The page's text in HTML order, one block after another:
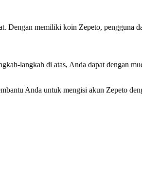
Dengan memiliki koin Zepeto, pengguna
langkah di atas, Anda dapat dengan
Anda untuk mengisi akun Zepeto